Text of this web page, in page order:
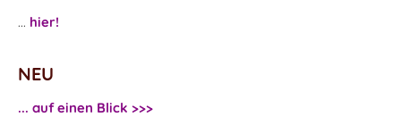
... hier!
NEU
... auf einen Blick >>>